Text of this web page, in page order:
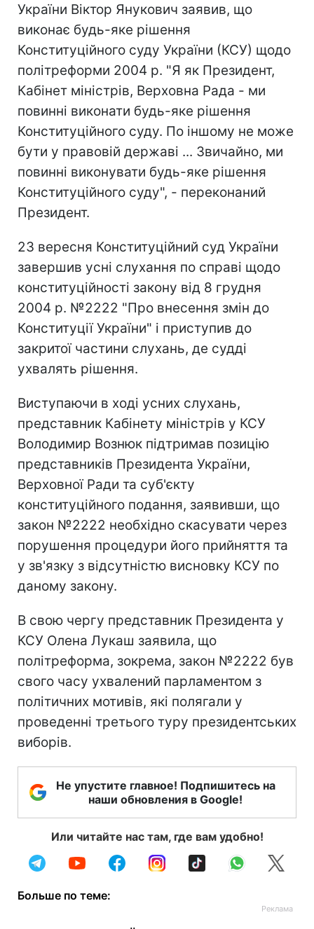
України Віктор Янукович заявив, що
виконає будь-яке рішення
Конституційного суду України (КСУ) щодо
політреформи 2004 р. "Я як Президент,
Кабінет міністрів, Верховна Рада - ми
повинні виконати будь-яке рішення
Конституційного суду. По іншому не може
бути у правовій державі ... Звичайно, ми
повинні виконувати будь-яке рішення
Конституційного суду", - переконаний
Президент.
23 вересня Конституційний суд України
завершив усні слухання по справі щодо
конституційності закону від 8 грудня
2004 р. №2222 "Про внесення змін до
Конституції України" і приступив до
закритої частини слухань, де судді
ухвалять рішення.
Виступаючи в ході усних слухань,
представник Кабінету міністрів у КСУ
Володимир Вознюк підтримав позицію
представників Президента України,
Верховної Ради та суб'єкту
конституційного подання, заявивши, що
закон №2222 необхідно скасувати через
порушення процедури його прийняття та
у зв'язку з відсутністю висновку КСУ по
даному закону.
В свою чергу представник Президента у
КСУ Олена Лукаш заявила, що
політреформа, зокрема, закон №2222 був
свого часу ухвалений парламентом з
політичних мотивів, які полягали у
проведенні третього туру президентських
виборів.
Не упустите главное! Подпишитесь на
наши обновления в Google!
Или читайте нас там, где вам удобно!
Больше по теме: